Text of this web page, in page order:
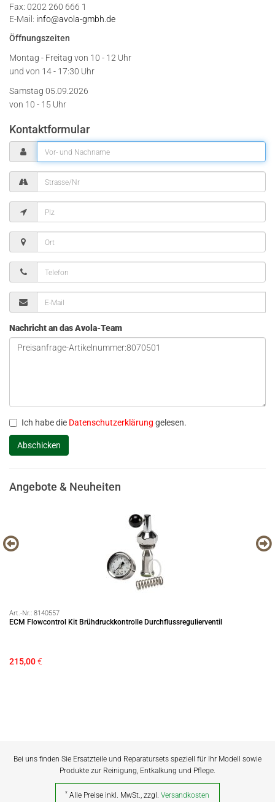
Fax: 0202 260 666 1
E-Mail: info@avola-gmbh.de
Öffnungszeiten
Montag - Freitag von 10 - 12 Uhr
und von 14 - 17:30 Uhr
Samstag 05.09.2026
von 10 - 15 Uhr
Kontaktformular
Nachricht an das Avola-Team
Ich habe die Datenschutzerklärung gelesen.
Angebote & Neuheiten
Art.-Nr.: 8140557
ECM Flowcontrol Kit Brühdruckkontrolle Durchflussregulierventil
215,00€
Bei uns finden Sie Ersatzteile und Reparatursets speziell für Ihr Modell sowie
Produkte zur Reinigung, Entkalkung und Pflege.
* Alle Preise inkl. MwSt., zzgl.Versandkosten